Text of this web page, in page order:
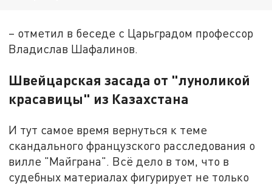
– отметил в беседе с Царьградом профессор
Владислав Шафалинов.
Швейцарская засада от "луноликой
красавицы" из Казахстана
И тут самое время вернуться к теме
скандального французского расследования о
вилле "Майграна". Всё дело в том, что в
судебных материалах фигурирует не только